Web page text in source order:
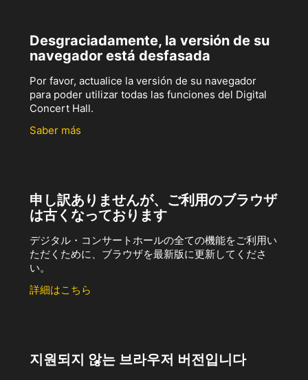
Desgraciadamente, la versión de su
navegador está desfasada
Por favor, actualice la versión de su navegador
para poder utilizar todas las funciones del Digital
Concert Hall.
Saber más
申し訳ありませんが、ご利用のブラウザ
は古くなっております
デジタル・コンサートホールの全ての機能をご利用い
ただくために、ブラウザを最新版に更新してくださ
い。
詳細はこちら
지원되지 않는 브라우저 버전입니다